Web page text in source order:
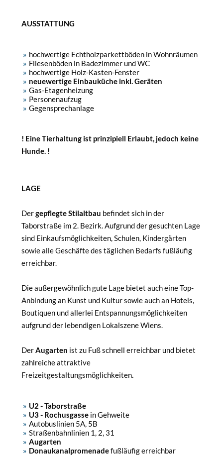
AUSSTATTUNG
hochwertige Echtholzparkettböden in Wohnräumen
Fliesenböden in Badezimmer und WC
hochwertige Holz-Kasten-Fenster
neuewertige Einbauküche inkl. Geräten
Gas-Etagenheizung
Personenaufzug
Gegensprechanlage
! Eine Tierhaltung ist prinzipiell Erlaubt, jedoch keine
Hunde. !
LAGE
Dergepflegte Stilaltbau befindet sich in der
Taborstraße im 2. Bezirk. Aufgrund der gesuchten Lage
sind Einkaufsmöglichkeiten, Schulen, Kindergärten
sowie alle Geschäfte des täglichen Bedarfs fußläufig
erreichbar.
Die außergewöhnlich gute Lage bietet auch eine Top-
Anbindung an Kunst und Kultur sowie auch an Hotels,
Boutiquen und allerlei Entspannungsmöglichkeiten
aufgrund der lebendigen Lokalszene Wiens.
DerAugarten ist zu Fuß schnell erreichbar und bietet
zahlreiche attraktive
Freizeitgestaltungsmöglichkeiten.
U2 - Taborstraße
U3 - Rochusgassein Gehweite
Autobuslinien 5A, 5B
Straßenbahnlinien 1, 2, 31
Augarten
Donaukanalpromenadefußläufig erreichbar